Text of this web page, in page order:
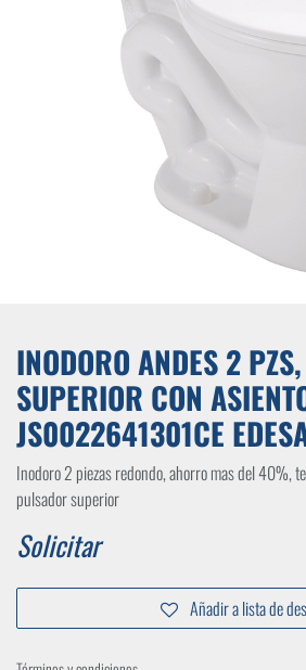
INODORO ANDES 2
SUPERIOR CON
JS0022641301CE
Inodoro 2 piezas redondo, ahorro mas del 40%,
pulsador superior
Solicitar
Añadir a lista de